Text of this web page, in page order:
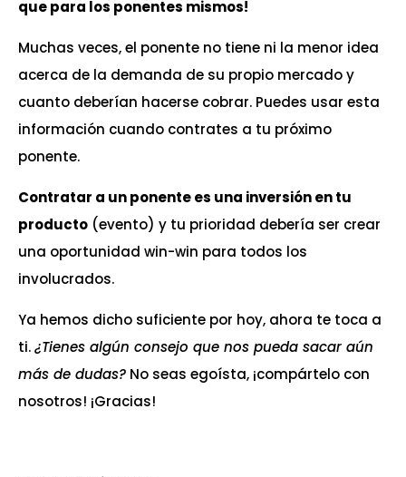
que para los ponentes mismos!
Muchas veces, el ponente no tiene ni la menor idea
acerca de la demanda de su propio mercado y
cuanto deberían hacerse cobrar. Puedes usar esta
información cuando contrates a tu próximo
ponente.
Contratar a un ponente es una inversión en tu
producto (evento) y tu prioridad debería ser crear
una oportunidad win-win para todos los
involucrados.
Ya hemos dicho suficiente por hoy, ahora te toca a
ti.¿Tienes algún consejo que nos pueda sacar aún
más de dudas? No seas egoísta, ¡compártelo con
nosotros! ¡Gracias!